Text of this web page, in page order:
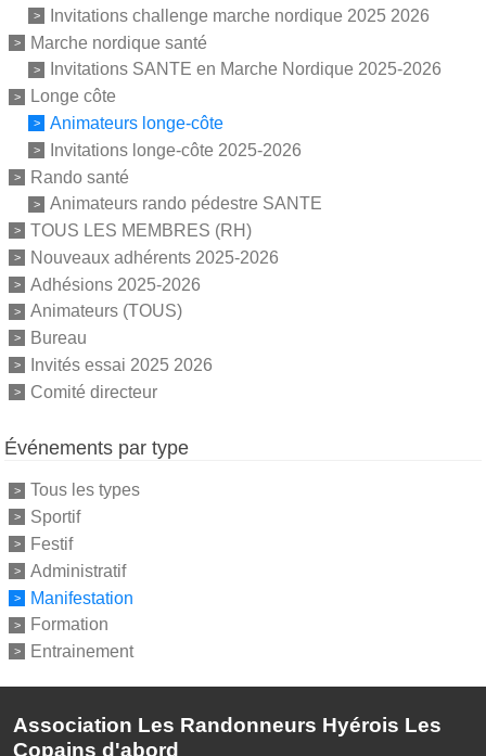
Invitations challenge marche nordique 2025 2026
Marche nordique santé
Invitations SANTE en Marche Nordique 2025-2026
Longe côte
Animateurs longe-côte
Invitations longe-côte 2025-2026
Rando santé
Animateurs rando pédestre SANTE
TOUS LES MEMBRES (RH)
Nouveaux adhérents 2025-2026
Adhésions 2025-2026
Animateurs (TOUS)
Bureau
Invités essai 2025 2026
Comité directeur
Événements par type
Tous les types
Sportif
Festif
Administratif
Manifestation
Formation
Entrainement
Association Les Randonneurs Hyérois Les
Copains d'abord